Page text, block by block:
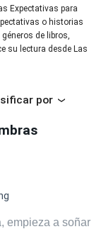
Expectativas para
o historias
de libros,
su lectura desde Las
por
empieza a soñar